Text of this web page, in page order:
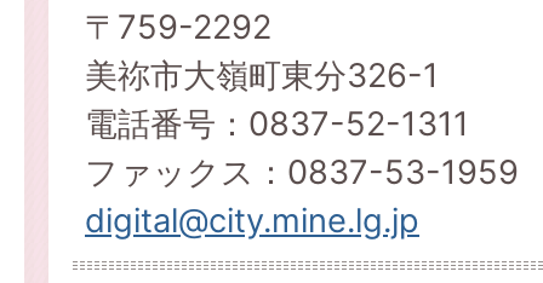
〒759-2292
美祢市大嶺町東分326-1
電話番号：0837-52-1311
ファックス：0837-53-1959
digital@city.mine.lg.jp